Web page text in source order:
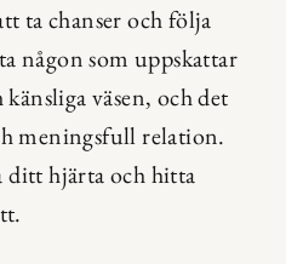
ta chanser och följa
någon som uppskattar
väsen, och det
meningsfull relation.
ditt hjärta och hitta